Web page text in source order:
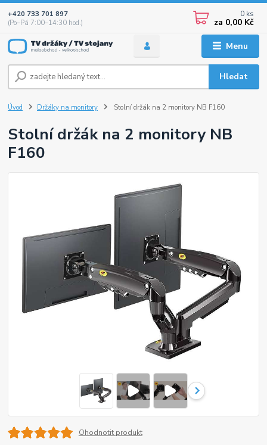
Menu
Hledat
+420 733 701 897
(Po–Pá 7:00–14:30 hod.)
0 ks
za 0,00 Kč
Úvod Držáky na monitory Stolní držák na 2 monitory NB F160
Stolní držák na 2 monitory NB
F160
Ohodnotit produkt